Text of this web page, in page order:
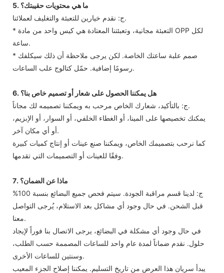
5. ما هي محتويات حقيبتك؟
ج: نقدم خيارين للتعبئة والتغليف لعملائنا.
* التعبئة مجانية، وتعبئتنا المعتادة هي كيس واحد من مادة OPP لكل
ساعة.
* صمم علبة ساعتك الخاصة. لكن يرجى ملاحظة أن ذلك سيكلفك
رسومًا إضافية. حمّل كتالوج علب الساعات.
6. هل يمكننا الحصول على شعار أو تصميم خاص بنا؟
ج: بالتأكيد، شعارك الخاص مرحب به ويمكننا تصميمه لك مجاناً.
يمكنك تخصيصها على المينا، أو الغطاء الخلفي، أو السوار، أو الإبزيم،
أو أي مكان آخر.
كما نرحب بتصميمك الخاص، ويمكننا صنع عينات أو إنتاج كميات كبيرة
وفقًا للعينات أو التصميمات التي تقدمها.
7. ماذا عن الضمان؟
ج: لدينا قسم مراقبة الجودة. سيتم فحص جميع البضائع بنسبة 100%
قبل الشحن. في حال وجود أي مشاكل بعد الاستلام، يُرجى التواصل
معنا.
في حال وجود أي مشكلة في البضائع، يرجى الاتصال بنا فوراً لإيجاد
حلول. نقدم ضماناً لمدة عام واحد للساعات المصممة حسب الطلب،
وسنتين للساعات الأخرى.
يبدأ سريان هذا العرض من تاريخ التسليم. يمكننا إصلاح الجزء المعيب